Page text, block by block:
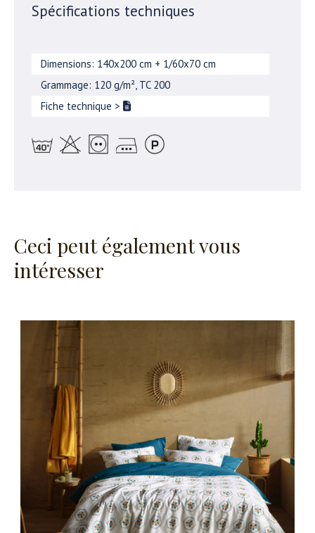
Spécifications techniques
Dimensions: 140x200 cm + 1/60x70 cm
Grammage: 120 g/m², TC 200
Fiche technique >
Ceci peut également vous
intéresser